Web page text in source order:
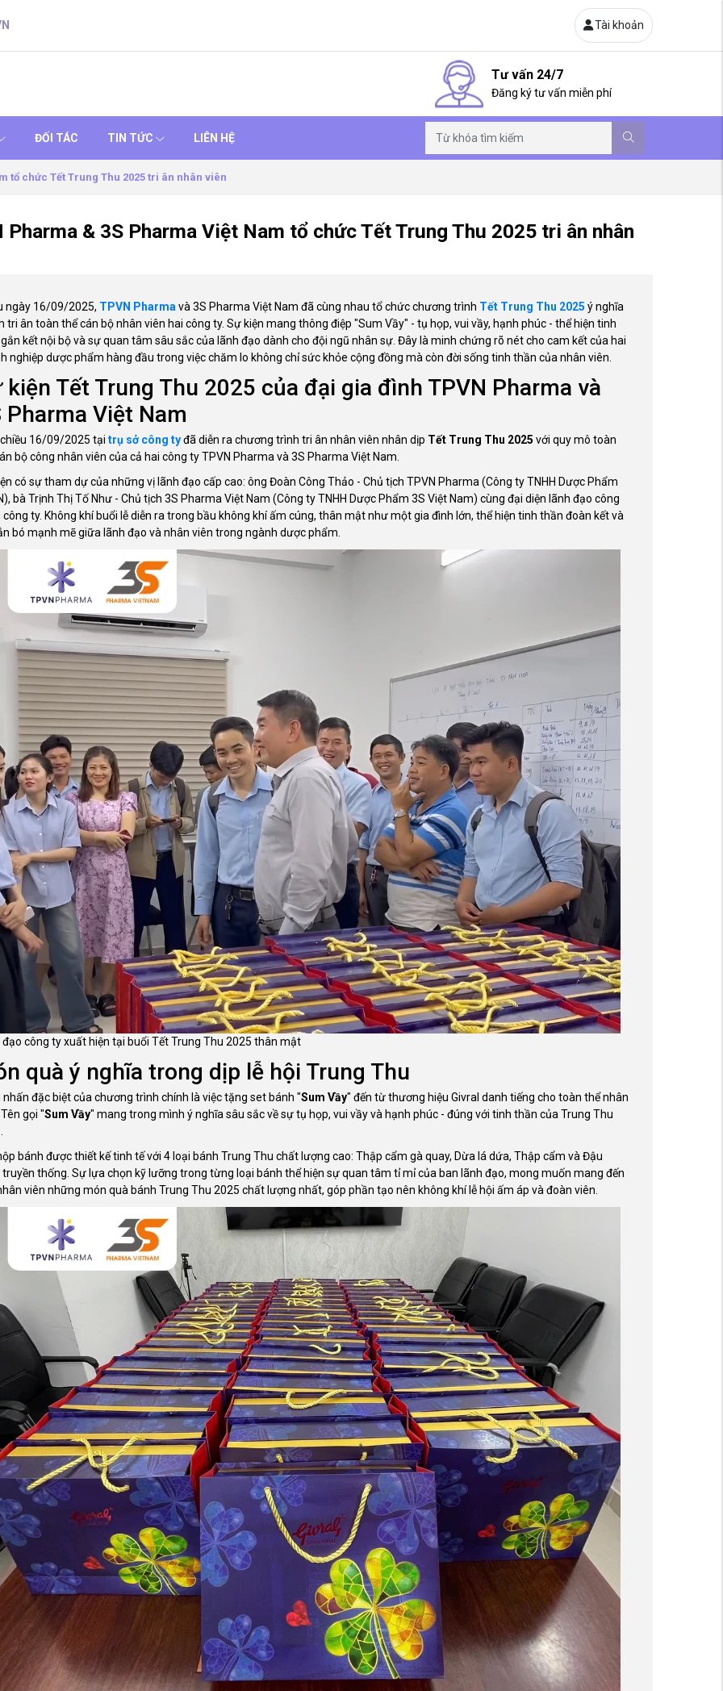
Tài khoản
Tư vấn 24/7
Đăng ký tư vấn miễn phí
ĐỐI TÁC TIN TỨC LIÊN HỆ
tổ chức Tết Trung Thu 2025 tri ân nhân viên
Pharma & 3S Pharma Việt Nam tổ chức Tết Trung Thu 2025 tri ân nhân
ngày 16/09/2025, TPVN Pharma và 3S Pharma Việt Nam đã cùng nhau tổ chức chương trình Tết Trung Thu 2025 ý nghĩa
tri ân toàn thể cán bộ nhân viên hai công ty. Sự kiện mang thông điệp "Sum Vầy" - tụ họp, vui vầy, hạnh phúc - thể hiện tinh
kết nội bộ và sự quan tâm sâu sắc của lãnh đạo dành cho đội ngũ nhân sự. Đây là minh chứng rõ nét cho cam kết của hai
nghiệp dược phẩm hàng đầu trong việc chăm lo không chỉ sức khỏe cộng đồng mà còn đời sống tinh thần của nhân viên.
kiện Tết Trung Thu 2025 của đại gia đình TPVN Pharma và
Pharma Việt Nam
16/09/2025 tại trụ sở công tyđã diễn ra chương trình tri ân nhân viên nhân dịp Tết Trung Thu 2025 với quy mô toàn
bộ công nhân viên của cả hai công ty TPVN Pharma và 3S Pharma Việt Nam.
có sự tham dự của những vị lãnh đạo cấp cao: ông Đoàn Công Thảo - Chủ tịch TPVN Pharma (Công ty TNHH Dược Phẩm
bà Trịnh Thị Tố Như - Chủ tịch 3S Pharma Việt Nam (Công ty TNHH Dược Phẩm 3S Việt Nam) cùng đại diện lãnh đạo công
công ty. Không khí buổi lễ diễn ra trong bầu không khí ấm cúng, thân mật như một gia đình lớn, thể hiện tinh thần đoàn kết và
bó mạnh mẽ giữa lãnh đạo và nhân viên trong ngành dược phẩm.
đạo công ty xuất hiện tại buổi Tết Trung Thu 2025 thân mật
quà ý nghĩa trong dịp lễ hội Trung Thu
nhấn đặc biệt của chương trình chính là việc tặng set bánh "Sum Vầy" đến từ thương hiệu Givral danh tiếng cho toàn thể nhân
gọi "Sum Vầy" mang trong mình ý nghĩa sâu sắc về sự tụ họp, vui vầy và hạnh phúc - đúng với tinh thần của Trung Thu
bánh được thiết kế tinh tế với 4 loại bánh Trung Thu chất lượng cao: Thập cẩm gà quay, Dừa lá dứa, Thập cẩm và Đậu
truyền thống. Sự lựa chọn kỹ lưỡng trong từng loại bánh thể hiện sự quan tâm tỉ mỉ của ban lãnh đạo, mong muốn mang đến
viên những món quà bánh Trung Thu 2025 chất lượng nhất, góp phần tạo nên không khí lễ hội ấm áp và đoàn viên.